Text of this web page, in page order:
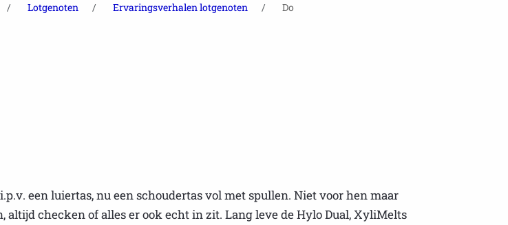
Lotgenoten Ervaringsverhalen lotgenoten Do
een luiertas, nu een schoudertas vol met spullen. Niet voor hen maar
altijd checken of alles er ook echt in zit. Lang leve de Hylo Dual, XyliMelts